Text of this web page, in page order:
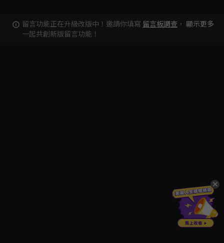
留言功能正在升級改版中！邀請你填寫 留言板調查 ，
一起共創新版留言功能！
顯示更多